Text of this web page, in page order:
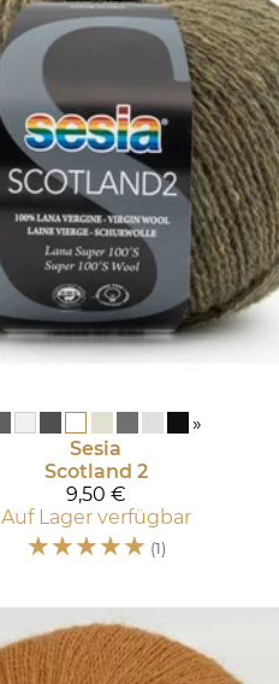
»
Sesia
Scotland 2
9,50 €
Auf Lager verfügbar
☆☆☆☆☆ (1)